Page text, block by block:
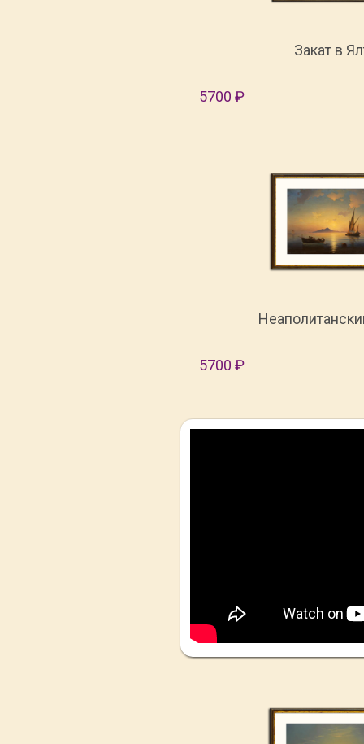
Закат в
5700 ₽
5700 ₽